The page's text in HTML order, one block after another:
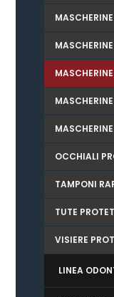
OCCHIALI
TAMPONI
TUTE
VISIERE
LINEA